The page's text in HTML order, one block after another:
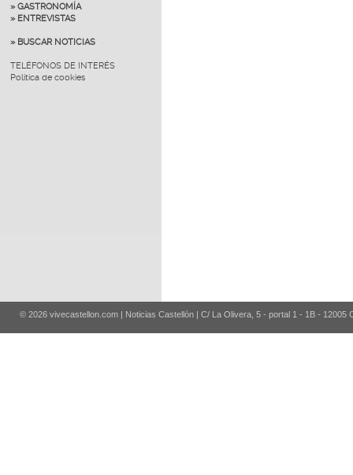
» GASTRONOMÍA
» ENTREVISTAS
» BUSCAR NOTICIAS
TELÉFONOS DE INTERÉS
Política de cookies
© 2026 vivecastellon.com | Noticias Castellón | C/ La Olivera, 5 - portal 1 - 1B - 12005